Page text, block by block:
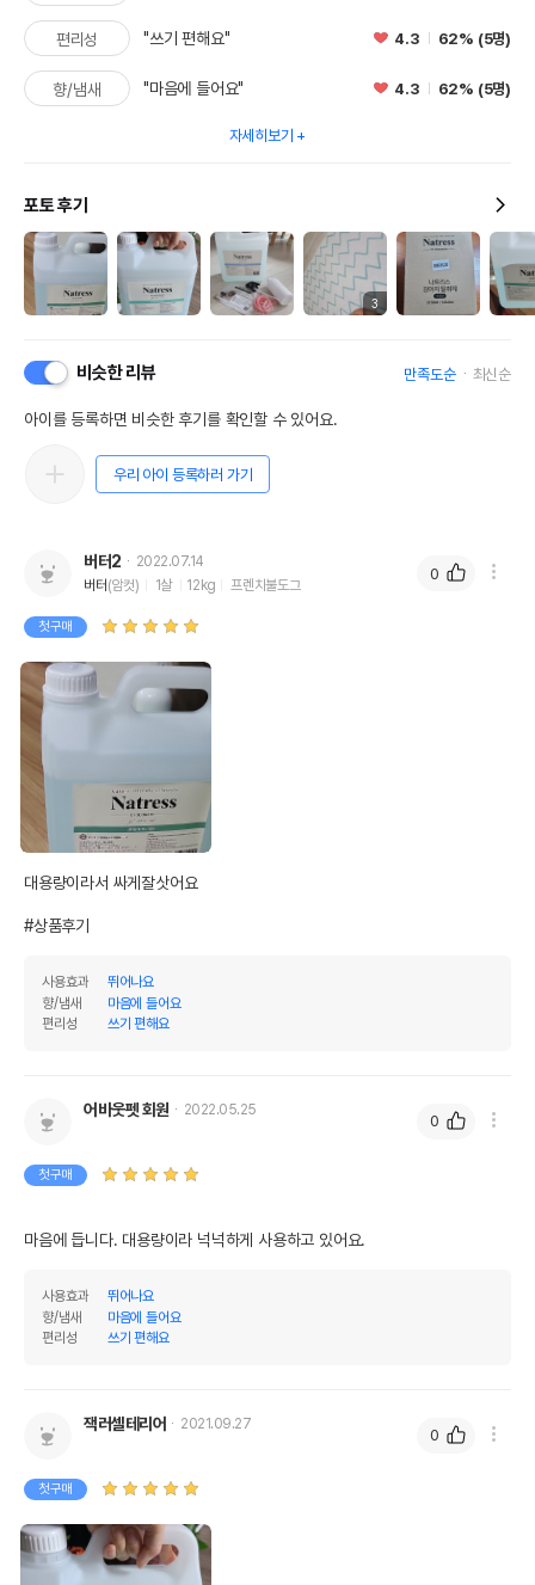
편리성 "쓰기 편해요" 4.3 62% (5명)
향/냄새 "마음에 들어요" 4.3 62% (5명)
자세히보기
포토 후기
3
비슷한 리뷰 만족도순 최신순
아이를 등록하면 비슷한 후기를 확인할 수 있어요.
우리 아이 등록하러 가기
버터2
2022.07.14
버터 (암컷) 1살 12kg 프렌치불도그
첫구매
대용량이라서 싸게잘삿어요
#상품후기
사용효과
뛰어나요
향/냄새
마음에 들어요
편리성
쓰기 편해요
0
어바웃펫 회원 2022.05.25
첫구매
마음에 듭니다. 대용량이라 넉넉하게 사용하고 있어요.
사용효과
뛰어나요
향/냄새
마음에 들어요
편리성
쓰기 편해요
0
잭러셀테리어 2021.09.27
첫구매
0